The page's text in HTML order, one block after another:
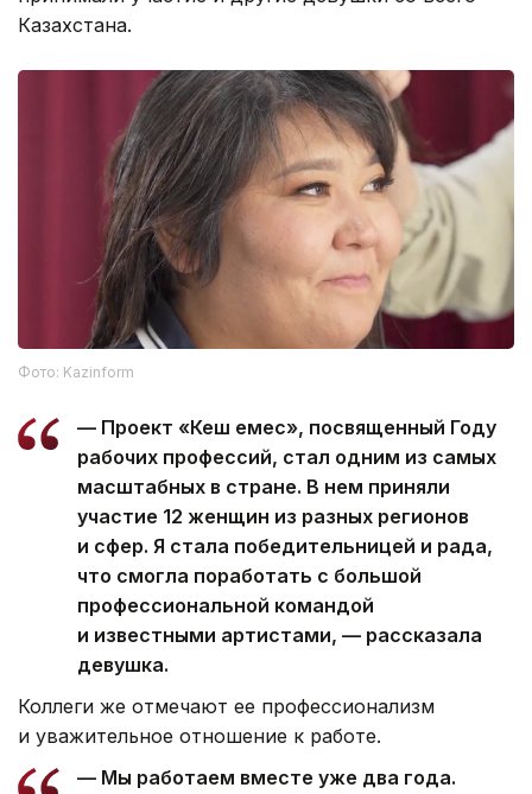
Казахстана.
Фото: Kazinform
— Проект «Кеш емес», посвященный Году
рабочих профессий, стал одним из самых
масштабных в стране. В нем приняли
участие 12 женщин из разных регионов
и сфер. Я стала победительницей и рада,
что смогла поработать с большой
профессиональной командой
и известными артистами, — рассказала
девушка.
Коллеги же отмечают ее профессионализм
и уважительное отношение к работе.
— Мы работаем вместе уже два года.